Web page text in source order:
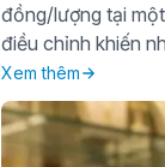
đồng/lượng tại
điều chỉnh khiến
Xem thêm